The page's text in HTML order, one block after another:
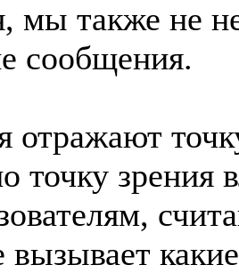
мы также не
сообщения.
отражают
точку